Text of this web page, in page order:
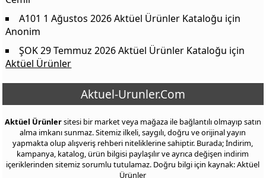
Rattan Desenli Sehpa
149,00 TL
Plastik Tabure
75,00 TL
Tuz Taşlı Aroma Difüzör
Petrix Solar Bahçe Lambası
100,00 TL
Makaralı Led Işık Zinciri
399,00 TL
Baharaltılık Seti
119,00 TL
A101 1 Ağustos 2026 Aktüel Ürünler Kataloğu için
Anonim
ŞOK 29 Temmuz 2026 Aktüel Ürünler Kataloğu için
Aktüel Ürünler
Aktuel-Urunler.Com
Aktüel Ürünlersitesi bir market veya mağaza ile bağlantılı olmayıp satın
alma imkanı sunmaz. Sitemiz ilkeli, saygılı, doğru ve orijinal yayın
yapmakta olup alışveriş rehberi niteliklerine sahiptir. Burada; İndirim,
kampanya, katalog, ürün bilgisi paylaşılır ve ayrıca değişen indirim
içeriklerinden sitemiz sorumlu tutulamaz. Doğru bilgi için kaynak: Aktüel
Ürünler